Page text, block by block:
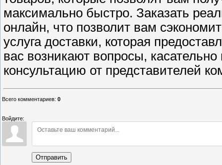
максимально быстро. Заказать
онлайн, что позволит вам
услуга доставки, которая
вас возникают вопросы,
консультацию от представителей
Всего комментариев: 0
Войдите:
Отправить